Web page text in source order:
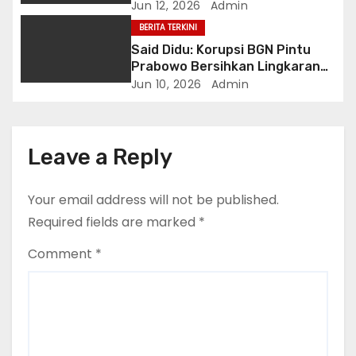
dan Dua Kilogram Sabu,
Selamatkan 67.890 Jiwa
Jun 12, 2026 Admin
BERITA TERKINI
Said Didu: Korupsi BGN Pintu
Prabowo Bersihkan Lingkaran
Dalam
Jun 10, 2026 Admin
Leave a Reply
Your email address will not be published.
Required fields are marked *
Comment *